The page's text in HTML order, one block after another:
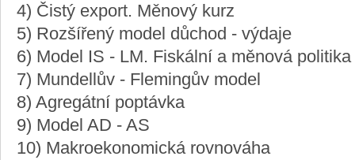
4) Čistý export. Měnový kurz
5) Rozšířený model důchod - výdaje
6) Model IS - LM. Fiskální a měnová politika
7) Mundellův - Flemingův model
8) Agregátní poptávka
9) Model AD - AS
10) Makroekonomická rovnováha